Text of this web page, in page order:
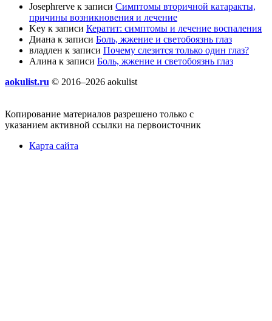
Josephrerve к записи Симптомы вторичной катаракты,
причины возникновения и лечение
Key к записи Кератит: симптомы и лечение воспаления
Диана к записи Боль, жжение и светобоязнь глаз
владлен к записи Почему слезится только один глаз?
Алина к записи Боль, жжение и светобоязнь глаз
aokulist.ru © 2016–2026 aokulist
Копирование материалов разрешено только с
указанием активной ссылки на первоисточник
Карта сайта